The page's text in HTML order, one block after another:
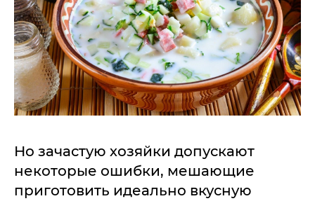
Но зачастую хозяйки допускают
некоторые ошибки, мешающие
приготовить идеально вкусную